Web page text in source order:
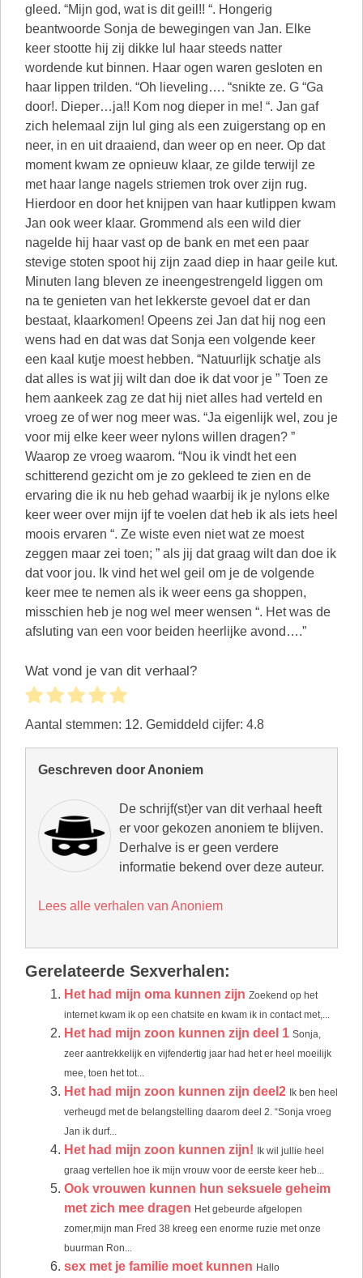
gleed. “Mijn god, wat is dit geil!! “. Hongerig
beantwoorde Sonja de bewegingen van Jan. Elke
keer stootte hij zij dikke lul haar steeds natter
wordende kut binnen. Haar ogen waren gesloten en
haar lippen trilden. “Oh lieveling…. “snikte ze. G “Ga
door!. Dieper…ja!! Kom nog dieper in me! “. Jan gaf
zich helemaal zijn lul ging als een zuigerstang op en
neer, in en uit draaiend, dan weer op en neer. Op dat
moment kwam ze opnieuw klaar, ze gilde terwijl ze
met haar lange nagels striemen trok over zijn rug.
Hierdoor en door het knijpen van haar kutlippen kwam
Jan ook weer klaar. Grommend als een wild dier
nagelde hij haar vast op de bank en met een paar
stevige stoten spoot hij zijn zaad diep in haar geile kut.
Minuten lang bleven ze ineengestrengeld liggen om
na te genieten van het lekkerste gevoel dat er dan
bestaat, klaarkomen! Opeens zei Jan dat hij nog een
wens had en dat was dat Sonja een volgende keer
een kaal kutje moest hebben. “Natuurlijk schatje als
dat alles is wat jij wilt dan doe ik dat voor je ” Toen ze
hem aankeek zag ze dat hij niet alles had verteld en
vroeg ze of wer nog meer was. “Ja eigenlijk wel, zou je
voor mij elke keer weer nylons willen dragen? ”
Waarop ze vroeg waarom. “Nou ik vindt het een
schitterend gezicht om je zo gekleed te zien en de
ervaring die ik nu heb gehad waarbij ik je nylons elke
keer weer over mijn ijf te voelen dat heb ik als iets heel
moois ervaren “. Ze wiste even niet wat ze moest
zeggen maar zei toen; ” als jij dat graag wilt dan doe ik
dat voor jou. Ik vind het wel geil om je de volgende
keer mee te nemen als ik weer eens ga shoppen,
misschien heb je nog wel meer wensen “. Het was de
afsluting van een voor beiden heerlijke avond….”
Wat vond je van dit verhaal?
Aantal stemmen: 12. Gemiddeld cijfer: 4.8
Geschreven door Anoniem
De schrijf(st)er van dit verhaal heeft
er voor gekozen anoniem te blijven.
Derhalve is er geen verdere
informatie bekend over deze auteur.
Lees alle verhalen van Anoniem
Gerelateerde Sexverhalen:
Het had mijn oma kunnen zijn Zoekend op het
internet kwam ik op een chatsite en kwam ik in contact met,...
Het had mijn zoon kunnen zijn deel 1 Sonja,
zeer aantrekkelijk en vijfendertig jaar had het er heel moeilijk
mee, toen het tot...
Het had mijn zoon kunnen zijn deel2 Ik ben heel
verheugd met de belangstelling daarom deel 2. “Sonja vroeg
Jan ik durf...
Het had mijn zoon kunnen zijn! Ik wil jullie heel
graag vertellen hoe ik mijn vrouw voor de eerste keer heb...
Ook vrouwen kunnen hun seksuele geheim
met zich mee dragen Het gebeurde afgelopen
zomer,mijn man Fred 38 kreeg een enorme ruzie met onze
buurman Ron...
sex met je familie moet kunnen Hallo